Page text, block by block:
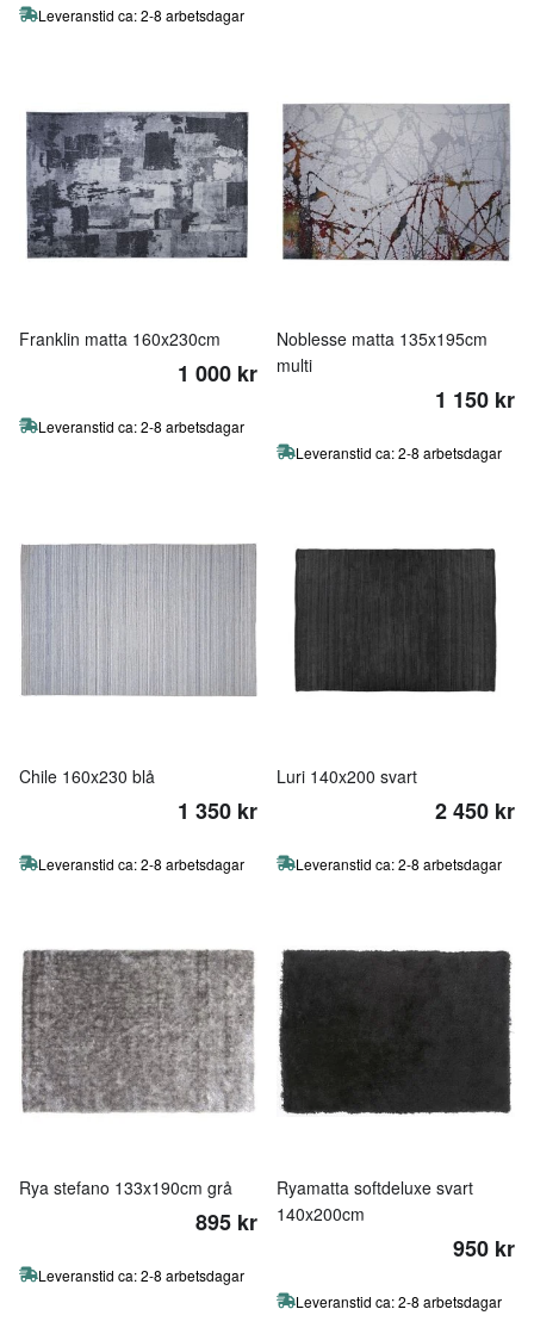
Leveranstid ca: 2-8 arbetsdagar
Franklin matta 160x230cm
1 000 kr
Leveranstid ca: 2-8 arbetsdagar
Noblesse matta 135x195cm
multi
1 150 kr
Leveranstid ca: 2-8 arbetsdagar
Chile 160x230 blå
1 350 kr
Leveranstid ca: 2-8 arbetsdagar
Luri 140x200 svart
2 450 kr
Leveranstid ca: 2-8 arbetsdagar
Rya stefano 133x190cm grå
895 kr
Leveranstid ca: 2-8 arbetsdagar
Ryamatta softdeluxe svart
140x200cm
950 kr
Leveranstid ca: 2-8 arbetsdagar